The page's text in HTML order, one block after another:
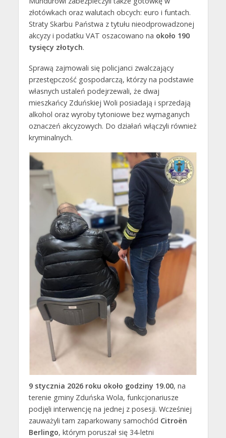
złotówkach oraz walutach obcych: euro i funtach.
Straty Skarbu Państwa z tytułu nieodprowadzonej
akcyzy i podatku VAT oszacowano na około 190
tysięcy złotych.
Sprawą zajmowali się policjanci zwalczający
przestępczość gospodarczą, którzy na podstawie
własnych ustaleń podejrzewali, że dwaj
mieszkańcy Zduńskiej Woli posiadają i sprzedają
alkohol oraz wyroby tytoniowe bez wymaganych
oznaczeń akcyzowych. Do działań włączyli również
kryminalnych.
9 stycznia 2026 roku około godziny 19.00, na
terenie gminy Zduńska Wola, funkcjonariusze
podjęli interwencję na jednej z posesji. Wcześniej
zauważyli tam zaparkowany samochód Citroën
Berlingo, którym poruszał się 34-letni